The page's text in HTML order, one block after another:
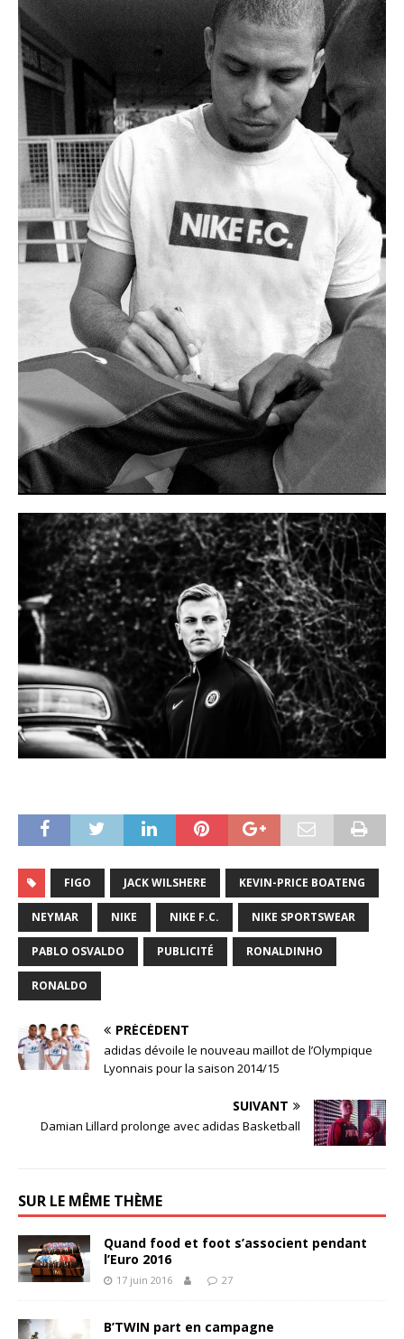
FIGO JACK WILSHERE KEVIN-PRICE BOATENG
NEYMAR NIKE NIKE F.C. NIKE SPORTSWEAR
PABLO OSVALDO PUBLICITÉ RONALDINHO
RONALDO
PRÉCÉDENT
adidas dévoile le nouveau maillot de l’Olympique
Lyonnais pour la saison 2014/15
SUIVANT
Damian Lillard prolonge avec adidas Basketball
SUR LE MÊME THÈME
Quand food et foot s’associent pendant
l’Euro 2016
17 juin 2016 27
B’TWIN part en campagne